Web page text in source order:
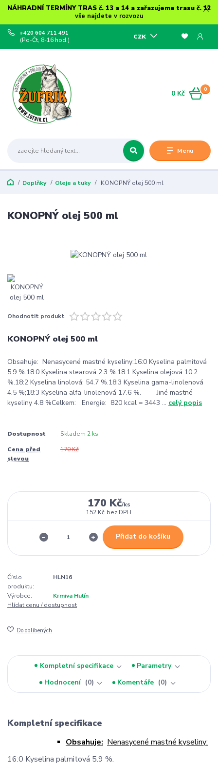
NÁHRADNÍ TERMÍNY TRAS č. 13 a 14 a zařazujeme trasu č. 12
vše najdete v rozvozu
Menu
CZK
+420 604 711 491
(Po-Čt, 8-16 hod.)
0
0 Kč
Doplňky Oleje a tuky KONOPNÝ olej 500 ml
KONOPNÝ olej 500 ml
Ohodnotit produkt
KONOPNÝ olej 500 ml
Obsahuje: Nenasycené mastné kyseliny:16:0 Kyselina palmitová
5.9 %.18:0 Kyselina stearová 2.3 %.18:1 Kyselina olejová 10.2
%.18:2 Kyselina linolová: 54.7 %.18:3 Kyselina gama-linolenová
4.5 %;18:3 Kyselina alfa-linolenová 17.6 %. Jiné mastné
kyseliny 4.8 %Celkem: Energie: 820 kcal = 3443 ... celý popis
Dostupnost Skladem 2 ks
Cena před
slevou
170 Kč
170 Kč/ks
152 Kč bez DPH
Přidat do košíku
Číslo
produktu:
HLN16
Výrobce:
Krmiva Hulín
Hlídat cenu / dostupnost
Do oblíbených
Kompletní specifikace
Parametry
Hodnocení
0 Komentáře 0
Kompletní specifikace
Obsahuje: Nenasycené mastné kyseliny:
16:0 Kyselina palmitová 5.9 %.